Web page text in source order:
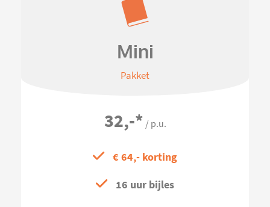
Mini
Pakket
32,-* / p.u.
€ 64,- korting
16 uur bijles